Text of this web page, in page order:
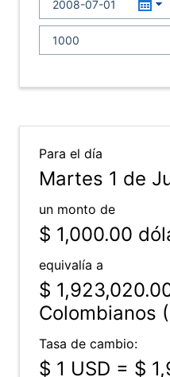
Para el día
Martes 1 de
un monto de
$ 1,000.00
equivalía a
$
Colombianos
Tasa de cambio:
$ 1 USD = $